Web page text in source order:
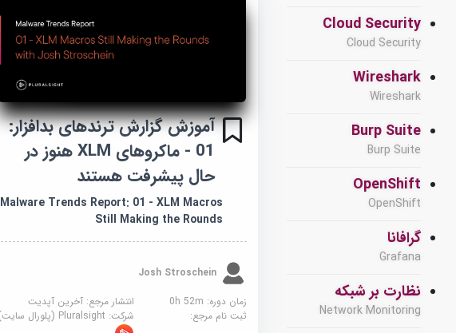
Cloud Security
Cloud Security
Wireshark
Wireshark
Burp Suite
Burp Suite
OpenShift
OpenShift
گرافانا
Grafana
نظارت بر شبکه
Network Monitoring
آموزش گزارش ترندهای بدافزار:
01 - ماکروهای XLM هنوز در
حال پیشرفت هستند
Malware Trends Report: 01 - XLM Macros
Still Making the Rounds
زمان دوره: 0h 52m
انتشار مرجع: آخرین آپدیت
ثبت نام مرجع:
شرکت: Pluralsight (پلورال سایت)